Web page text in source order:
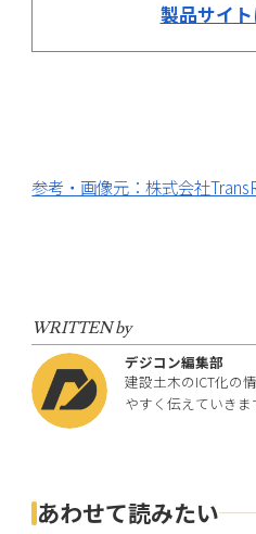
製品サイ
参考・画像元：株式会社
WRITTEN by
デジコン編集部
建設土木のICT化の
やすく伝えていきま
あわせて読みたい